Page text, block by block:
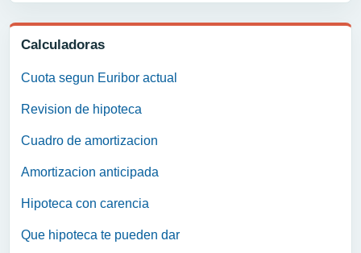
Calculadoras
Cuota segun Euribor actual
Revision de hipoteca
Cuadro de amortizacion
Amortizacion anticipada
Hipoteca con carencia
Que hipoteca te pueden dar